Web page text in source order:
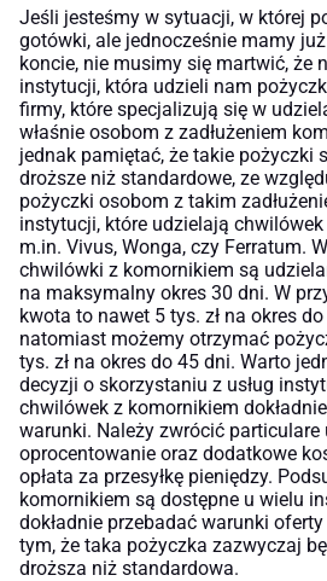
Jeśli jesteśmy w sytuacji, w której
gotówki, ale jednocześnie mamy
koncie, nie musimy się martwić, że
instytucji, która udzieli nam
firmy, które specjalizują się w
właśnie osobom z zadłużeniem
jednak pamiętać, że takie pożyczki
droższe niż standardowe, ze
pożyczki osobom z takim
instytucji, które udzielają
m.in. Vivus, Wonga, czy Ferratum.
chwilówki z komornikiem są
na maksymalny okres 30 dni. W
kwota to nawet 5 tys. zł na okres
natomiast możemy otrzymać
tys. zł na okres do 45 dni. Warto
decyzji o skorzystaniu z usług
chwilówek z komornikiem
warunki. Należy zwrócić particulare
oprocentowanie oraz dodatkowe
opłata za przesyłkę pieniędzy.
komornikiem są dostępne u wielu
dokładnie przebadać warunki
tym, że taka pożyczka zazwyczaj
droższa niż standardowa.